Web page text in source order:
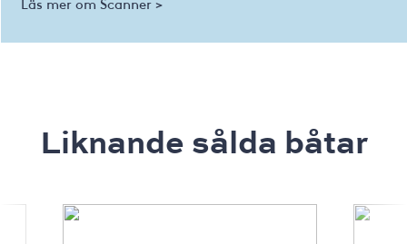
Liknande sålda båtar